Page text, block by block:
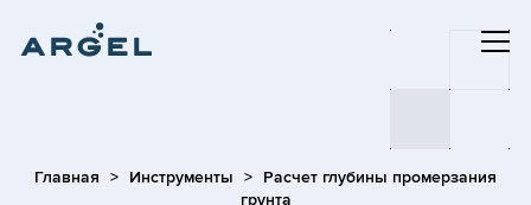
Главная Инструменты
Расчет глубины промерзания
грунта